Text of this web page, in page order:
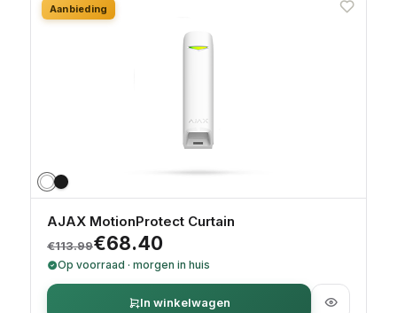
Aanbieding
AJAX MotionProtect Curtain
€113.99
Oorspronkelijke prijs was: €113.99.
€68.40
Huidige prijs is: €68.40.
Op voorraad · morgen in huis
In winkelwagen